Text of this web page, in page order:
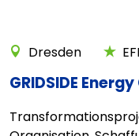
Dresden
GRIDSIDE